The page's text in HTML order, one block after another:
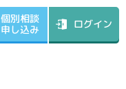
個別相談
申し込み ログイン